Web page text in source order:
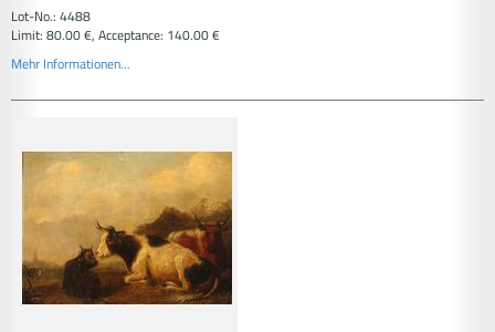
Lot-No.: 4488
Limit: 80.00 €, Acceptance: 140.00 €
Mehr Informationen...